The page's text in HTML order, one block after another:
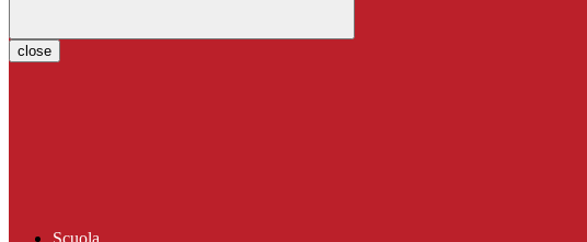
close